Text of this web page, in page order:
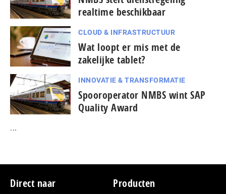
realtime beschikbaar
CLOUD & INFRASTRUCTUUR
Wat loopt er mis met de
zakelijke tablet?
INNOVATIE & TRANSFORMATIE
Spooroperator NMBS wint SAP
Quality Award
...
Footer
Direct naar Producten